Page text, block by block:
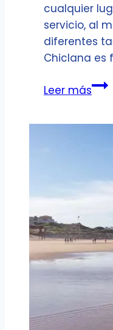
cualquier
servicio, al
diferentes
Chiclana es
Leer másFibra